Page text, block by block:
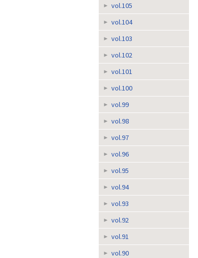
vol.105
vol.104
vol.103
vol.102
vol.101
vol.100
vol.99
vol.98
vol.97
vol.96
vol.95
vol.94
vol.93
vol.92
vol.91
vol.90